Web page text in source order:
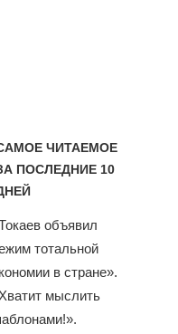
ЧИТАЕМОЕ
ПОСЛЕДНИЕ 10
объявил
тотальной
в стране».
мыслить